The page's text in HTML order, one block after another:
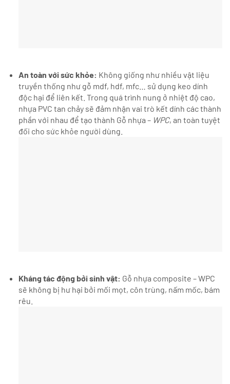
An toàn với sức khỏe: Không giống như nhiều vật liệu
truyền thống như gỗ mdf, hdf, mfc… sử dụng keo dính
độc hại để liên kết. Trong quá trình nung ở nhiệt độ cao,
nhựa PVC tan chảy sẽ đảm nhận vai trò kết dính các thành
phần với nhau để tạo thành Gỗ nhựa – WPC, an toàn tuyệt
đối cho sức khỏe người dùng.
Kháng tác động bởi sinh vật: Gỗ nhựa composite – WPC
sẽ không bị hư hại bởi mối mọt, côn trùng, nấm mốc, bám
rêu.